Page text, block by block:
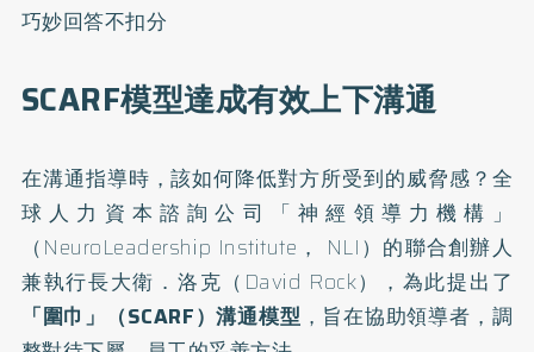
巧妙回答不扣分
SCARF模型達成有效上下溝通
在溝通指導時，該如何降低對方所受到的威脅感？全
球人力資本諮詢公司「神經領導力機構」
（NeuroLeadership Institute， NLI）的聯合創辦人
兼執行長大衛．洛克（David Rock），為此提出了
「圍巾」（SCARF）溝通模型 ，旨在協助領導者，調